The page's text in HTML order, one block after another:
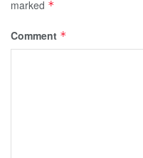
marked *
Comment *